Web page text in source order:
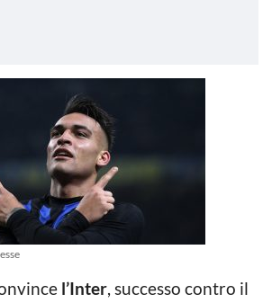
l’Inter, successo contro il